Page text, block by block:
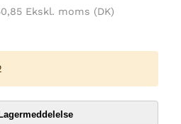
Ekskl. moms (DK)
Lagermeddelelse